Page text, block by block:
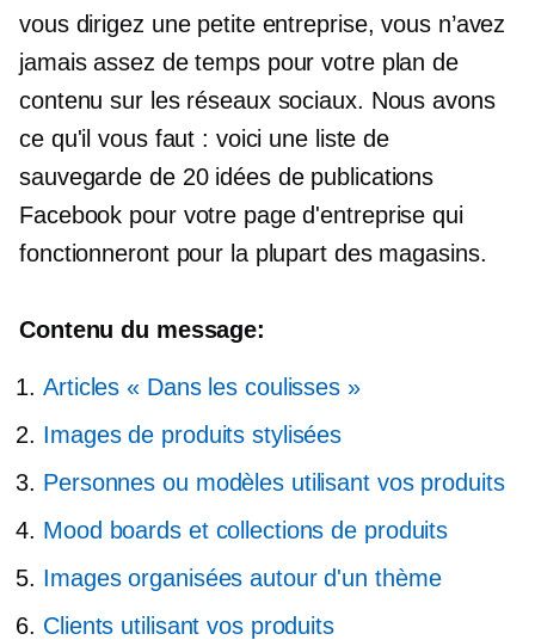
vous dirigez une petite entreprise, vous n’avez
jamais assez de temps pour votre plan de
contenu sur les réseaux sociaux. Nous avons
ce qu'il vous faut : voici une liste de
sauvegarde de 20 idées de publications
Facebook pour votre page d'entreprise qui
fonctionneront pour la plupart des magasins.
Contenu du message:
Articles « Dans les coulisses »
Images de produits stylisées
Personnes ou modèles utilisant vos produits
Mood boards et collections de produits
Images organisées autour d'un thème
Clients utilisant vos produits